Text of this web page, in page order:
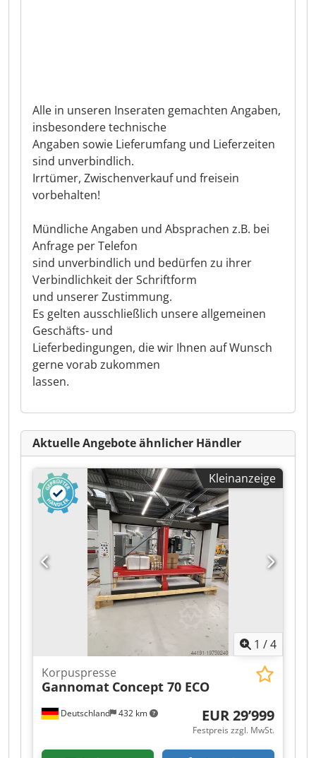
Alle in unseren Inseraten gemachten Angaben,
insbesondere technische
Angaben sowie Lieferumfang und Lieferzeiten
sind unverbindlich.
Irrtümer, Zwischenverkauf und freisein
vorbehalten!
Mündliche Angaben und Absprachen z.B. bei
Anfrage per Telefon
sind unverbindlich und bedürfen zu ihrer
Verbindlichkeit der Schriftform
und unserer Zustimmung.
Es gelten ausschließlich unsere allgemeinen
Geschäfts- und
Lieferbedingungen, die wir Ihnen auf Wunsch
gerne vorab zukommen
lassen.
Aktuelle Angebote ähnlicher Händler
Kleinanzeige
1 /4
Deutschland 432 km
Korpuspresse
Gannomat Concept 70 ECO
EUR 29’999
Festpreis zzgl. MwSt.